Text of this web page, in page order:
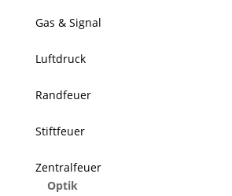
Gas & Signal
Luftdruck
Randfeuer
Stiftfeuer
Zentralfeuer
Optik